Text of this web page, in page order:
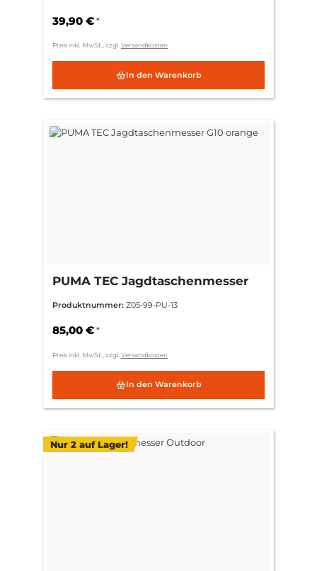
39,90 € *
Preis inkl. MwSt., zzgl. Versandkosten
In den Warenkorb
PUMA TEC Jagdtaschenmesser
Produktnummer: Z05-99-PU-13
85,00 € *
Preis inkl. MwSt., zzgl. Versandkosten
In den Warenkorb
Nur 2 auf Lager!